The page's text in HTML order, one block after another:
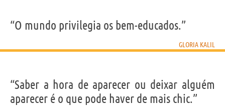
“O mundo privilegia os bem-educados.”
GLORIA KALIL
“Saber a hora de aparecer ou deixar alguém
aparecer é o que pode haver de mais chic.”